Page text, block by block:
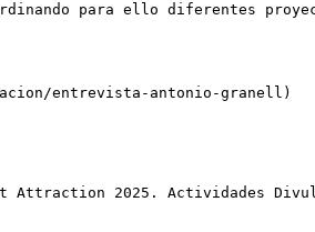
para ello diferentes
entrevista-antonio-granell)
Attraction 2025. Actividades